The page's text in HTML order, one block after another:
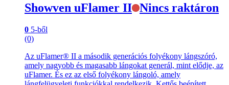
Showven uFlamer II Nincs raktáron
0 5-ből
(0)
Az uFlamer® II a második generációs folyékony lángszóró,
amely nagyobb és magasabb lángokat generál, mint elődje, az
uFlamer. És ez az első folyékony lángoló, amely